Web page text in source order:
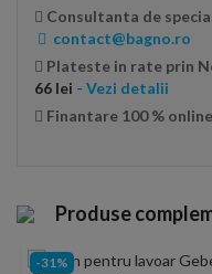
Consultanta de
contact@bagno.ro
Plateste in rate prin
66 lei - Vezi detalii
Finantare 100 %
Produse
-31%